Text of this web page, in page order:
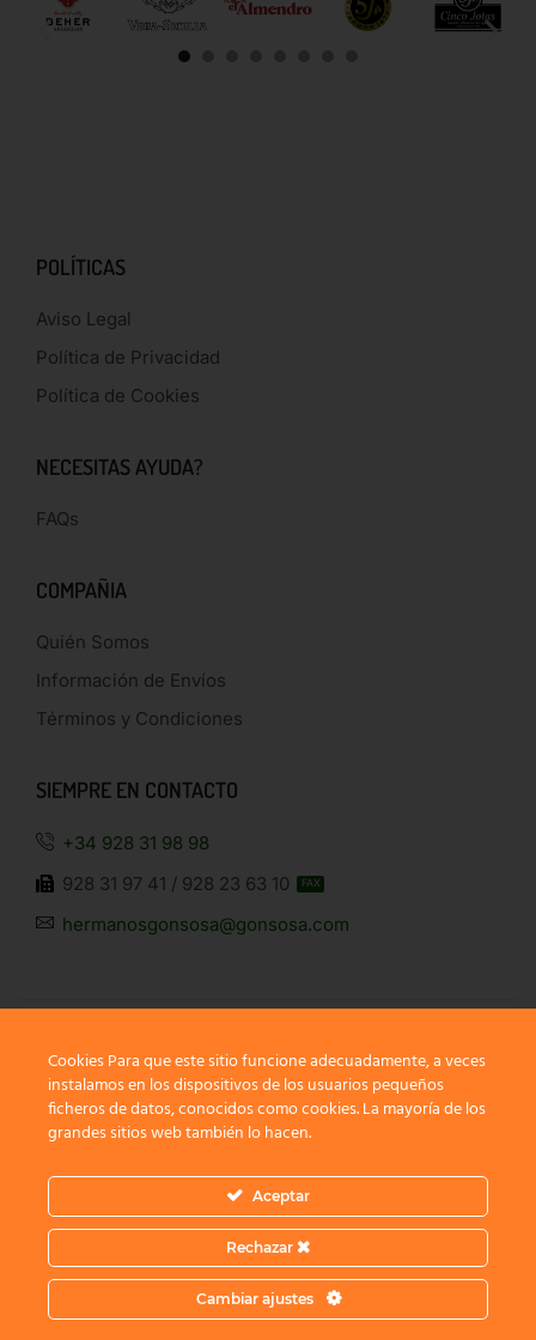
POLÍTICAS
Aviso Legal
Política de Privacidad
Política de Cookies
NECESITAS AYUDA?
FAQs
COMPAÑIA
Quién Somos
Información de Envíos
Términos y Condiciones
SIEMPRE EN CONTACTO
+34 928 31 98 98
928 31 97 41 / 928 23 63 10
FAX
hermanosgonsosa@gonsosa.com
SÍGUENOS
Copyright © 2022XStore Theme. Created by 8theme –
Premium WordPress WooCommerce Themes.
Cookies Para que este sitio funcione adecuadamente, a veces
instalamos en los dispositivos de los usuarios pequeños
ficheros de datos, conocidos como cookies. La mayoría de los
grandes sitios web también lo hacen.
Aceptar
Rechazar
Cambiar ajustes